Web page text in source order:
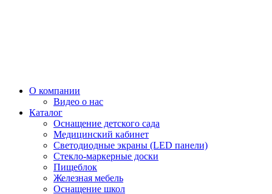
О компании
Видео о нас
Каталог
Оснащение детского сада
Медицинский кабинет
Светодиодные экраны (LED панели)
Стекло-маркерные доски
Пищеблок
Железная мебель
Оснащение школ